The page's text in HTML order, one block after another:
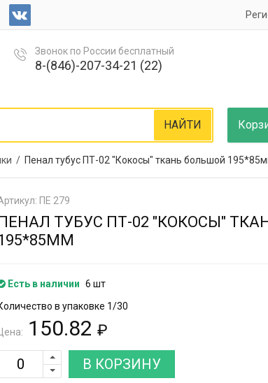
Звонок по России бесплатный
8-(846)-207-34-21 (22)
НАЙТИ
/ Пенал тубус ПТ-02 "Кокосы" ткань большой
ПЕ 279
ТУБУС ПТ-02 "КОКОСЫ"
Есть в наличии 6 шт
в упаковке 1/30
Цена: 150.82 ₽
В КОРЗИНУ